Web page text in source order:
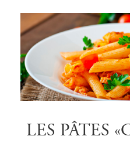
LES PÂTES